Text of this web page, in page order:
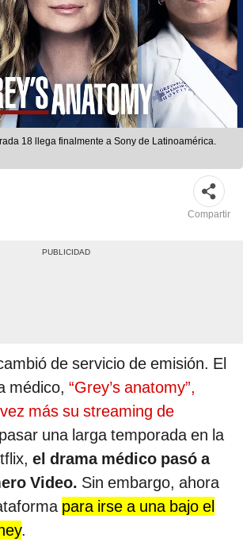
18 llega finalmente a Sony de Latinoamérica.
Compartir
de servicio de emisión. El
médico, “Grey’s anatomy”,
más su streaming de
una larga temporada en la
el drama médico pasó a
Video. Sin embargo, ahora
para irse a una bajo el
.